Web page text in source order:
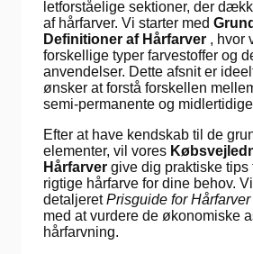
letforståelige sektioner, der
af hårfarver. Vi starter med
Definitioner af Hårfarver , hvor
forskellige typer farvestoffer og
anvendelser. Dette afsnit er
ønsker at forstå forskellen
semi-permanente og
Efter at have kendskab til de
elementer, vil vores
Hårfarver give dig praktiske
rigtige hårfarve for dine behov.
detaljeretPrisguide for Hårfarver
med at vurdere de økonomiske
hårfarvning.